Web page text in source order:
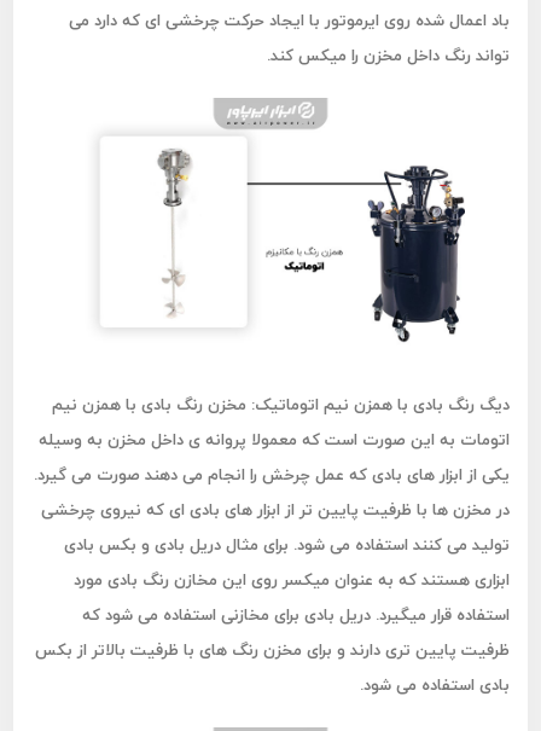
باد اعمال شده روی ایرموتور با ایجاد حرکت چرخشی ای که دارد می
تواند رنگ داخل مخزن را میکس کند.
دیگ رنگ بادی با همزن نیم اتوماتیک: مخزن رنگ بادی با همزن نیم
اتومات به این صورت است که معمولا پروانه ی داخل مخزن به وسیله
یکی از ابزار های بادی که عمل چرخش را انجام می دهند صورت می گیرد.
در مخزن ها با ظرفیت پایین تر از ابزار های بادی ای که نیروی چرخشی
تولید می کنند استفاده می شود. برای مثال دریل بادی و بکس بادی
ابزاری هستند که به عنوان میکسر روی این مخازن رنگ بادی مورد
استفاده قرار میگیرد. دریل بادی برای مخازنی استفاده می شود که
ظرفیت پایین تری دارند و برای مخزن رنگ های با ظرفیت بالاتر از بکس
بادی استفاده می شود.